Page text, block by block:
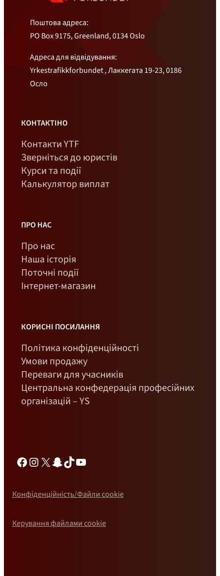
Поштова адреса:
PO Box 9175, Greenland, 0134 Oslo
Адреса для відвідування:
Yrkestrafikkforbundet , Лаккегата 19-23, 0186
Осло
КОНТАКТІНО
Контакти YTF
Зверніться до юристів
Курси та події
Калькулятор виплат
ПРО НАС
Про нас
Наша історія
Поточні події
Інтернет-магазин
КОРИСНІ ПОСИЛАННЯ
Політика конфіденційності
Умови продажу
Переваги для учасників
Центральна конфедерація професійних
організацій – YS
Конфіденційність/Файли cookie
Керування файлами cookie
Фейсбук
Інстаграм
Х Снепчат
ТікТокYouTube